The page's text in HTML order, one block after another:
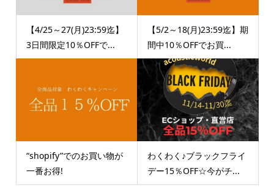
【4/25～27(月)23:59迄】
3日間限定10％OFFで...
【5/2～18(月)23:59迄】期
間中10％OFFでお買...
“shopify”でのお買い物が
一番お得!
わくわく♪ブラックフライ
デー15％OFF☆今がチ...